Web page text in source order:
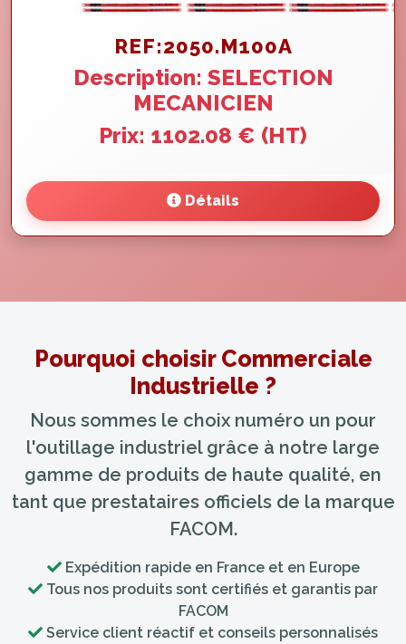
REF:2050.M100A
Description: SELECTION
MECANICIEN
Prix: 1102.08 € (HT)
Détails
Pourquoi choisir Commerciale
Industrielle ?
Nous sommes le choix numéro un pour
l'outillage industriel grâce à notre large
gamme de produits de haute qualité, en
tant que prestataires officiels de la marque
FACOM.
Expédition rapide en France et en Europe
Tous nos produits sont certifiés et garantis par
FACOM
Service client réactif et conseils personnalisés